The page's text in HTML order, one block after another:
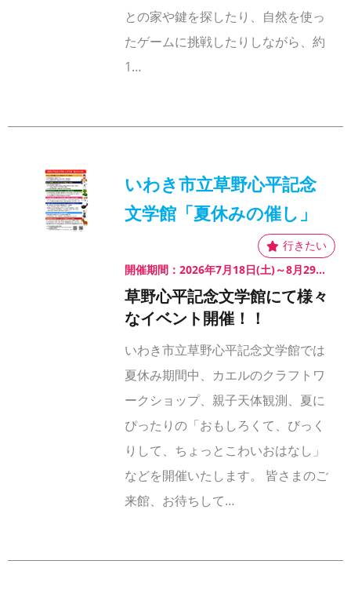
との家や鍵を探したり、自然を使っ
たゲームに挑戦したりしながら、約
1…
いわき市立草野心平記念
文学館「夏休みの催し」
開催期間：2026年7月18日(土)～8月29日(土)
草野心平記念文学館にて様々
なイベント開催！！
いわき市立草野心平記念文学館では
夏休み期間中、カエルのクラフトワ
ークショップ、親子天体観測、夏に
ぴったりの「おもしろくて、びっく
りして、ちょっとこわいおはなし」
などを開催いたします。 皆さまのご
来館、お待ちして…